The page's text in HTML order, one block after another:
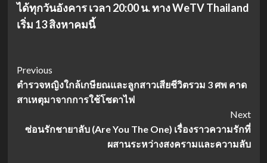
ได้ทุกวันอังคาร เวลา 20:00 น. ทาง WeTV Thailand
เริ่ม 13 สิงหาคมนี้
Post
Navigation
Previous
ตำรวจหญิงใกล้เกษียณและลูกสาวเสียชีวิตรวม 3 ศพ คาด
สาเหตุมาจากการใช้โซดาไฟ
Next
ซ่อนรักชายาลับ (Are You The One) เรื่องราวความรักที่
ผสานระหว่างสงครามและความลับ